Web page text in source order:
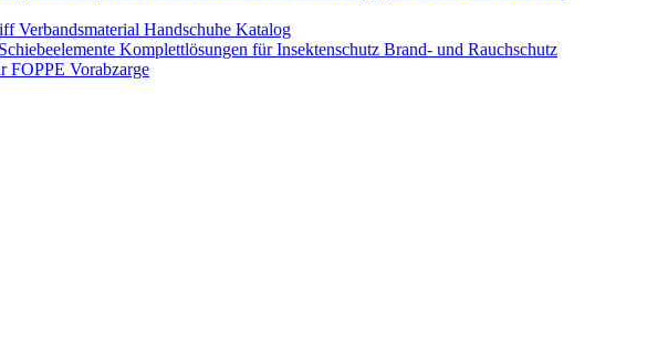
Verbandsmaterial Handschuhe Katalog
Schiebeelemente Komplettlösungen für Insektenschutz Brand- und Rauchschutz​
FOPPE Vorabzarge